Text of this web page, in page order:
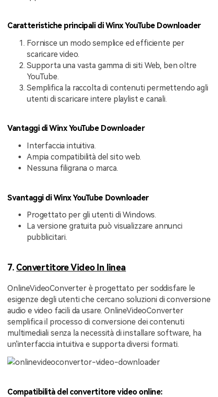
Caratteristiche principali di Winx YouTube Downloader
Fornisce un modo semplice ed efficiente per
scaricare video.
Supporta una vasta gamma di siti Web, ben oltre
YouTube.
Semplifica la raccolta di contenuti permettendo agli
utenti di scaricare intere playlist e canali.
Vantaggi di Winx YouTube Downloader
Interfaccia intuitiva.
Ampia compatibilità del sito web.
Nessuna filigrana o marca.
Svantaggi di Winx YouTube Downloader
Progettato per gli utenti di Windows.
La versione gratuita può visualizzare annunci
pubblicitari.
7. Convertitore Video In linea
OnlineVideoConverter è progettato per soddisfare le
esigenze degli utenti che cercano soluzioni di conversione
audio e video facili da usare. OnlineVideoConverter
semplifica il processo di conversione dei contenuti
multimediali senza la necessità di installare software, ha
un'interfaccia intuitiva e supporta diversi formati.
Compatibilità del convertitore video online: